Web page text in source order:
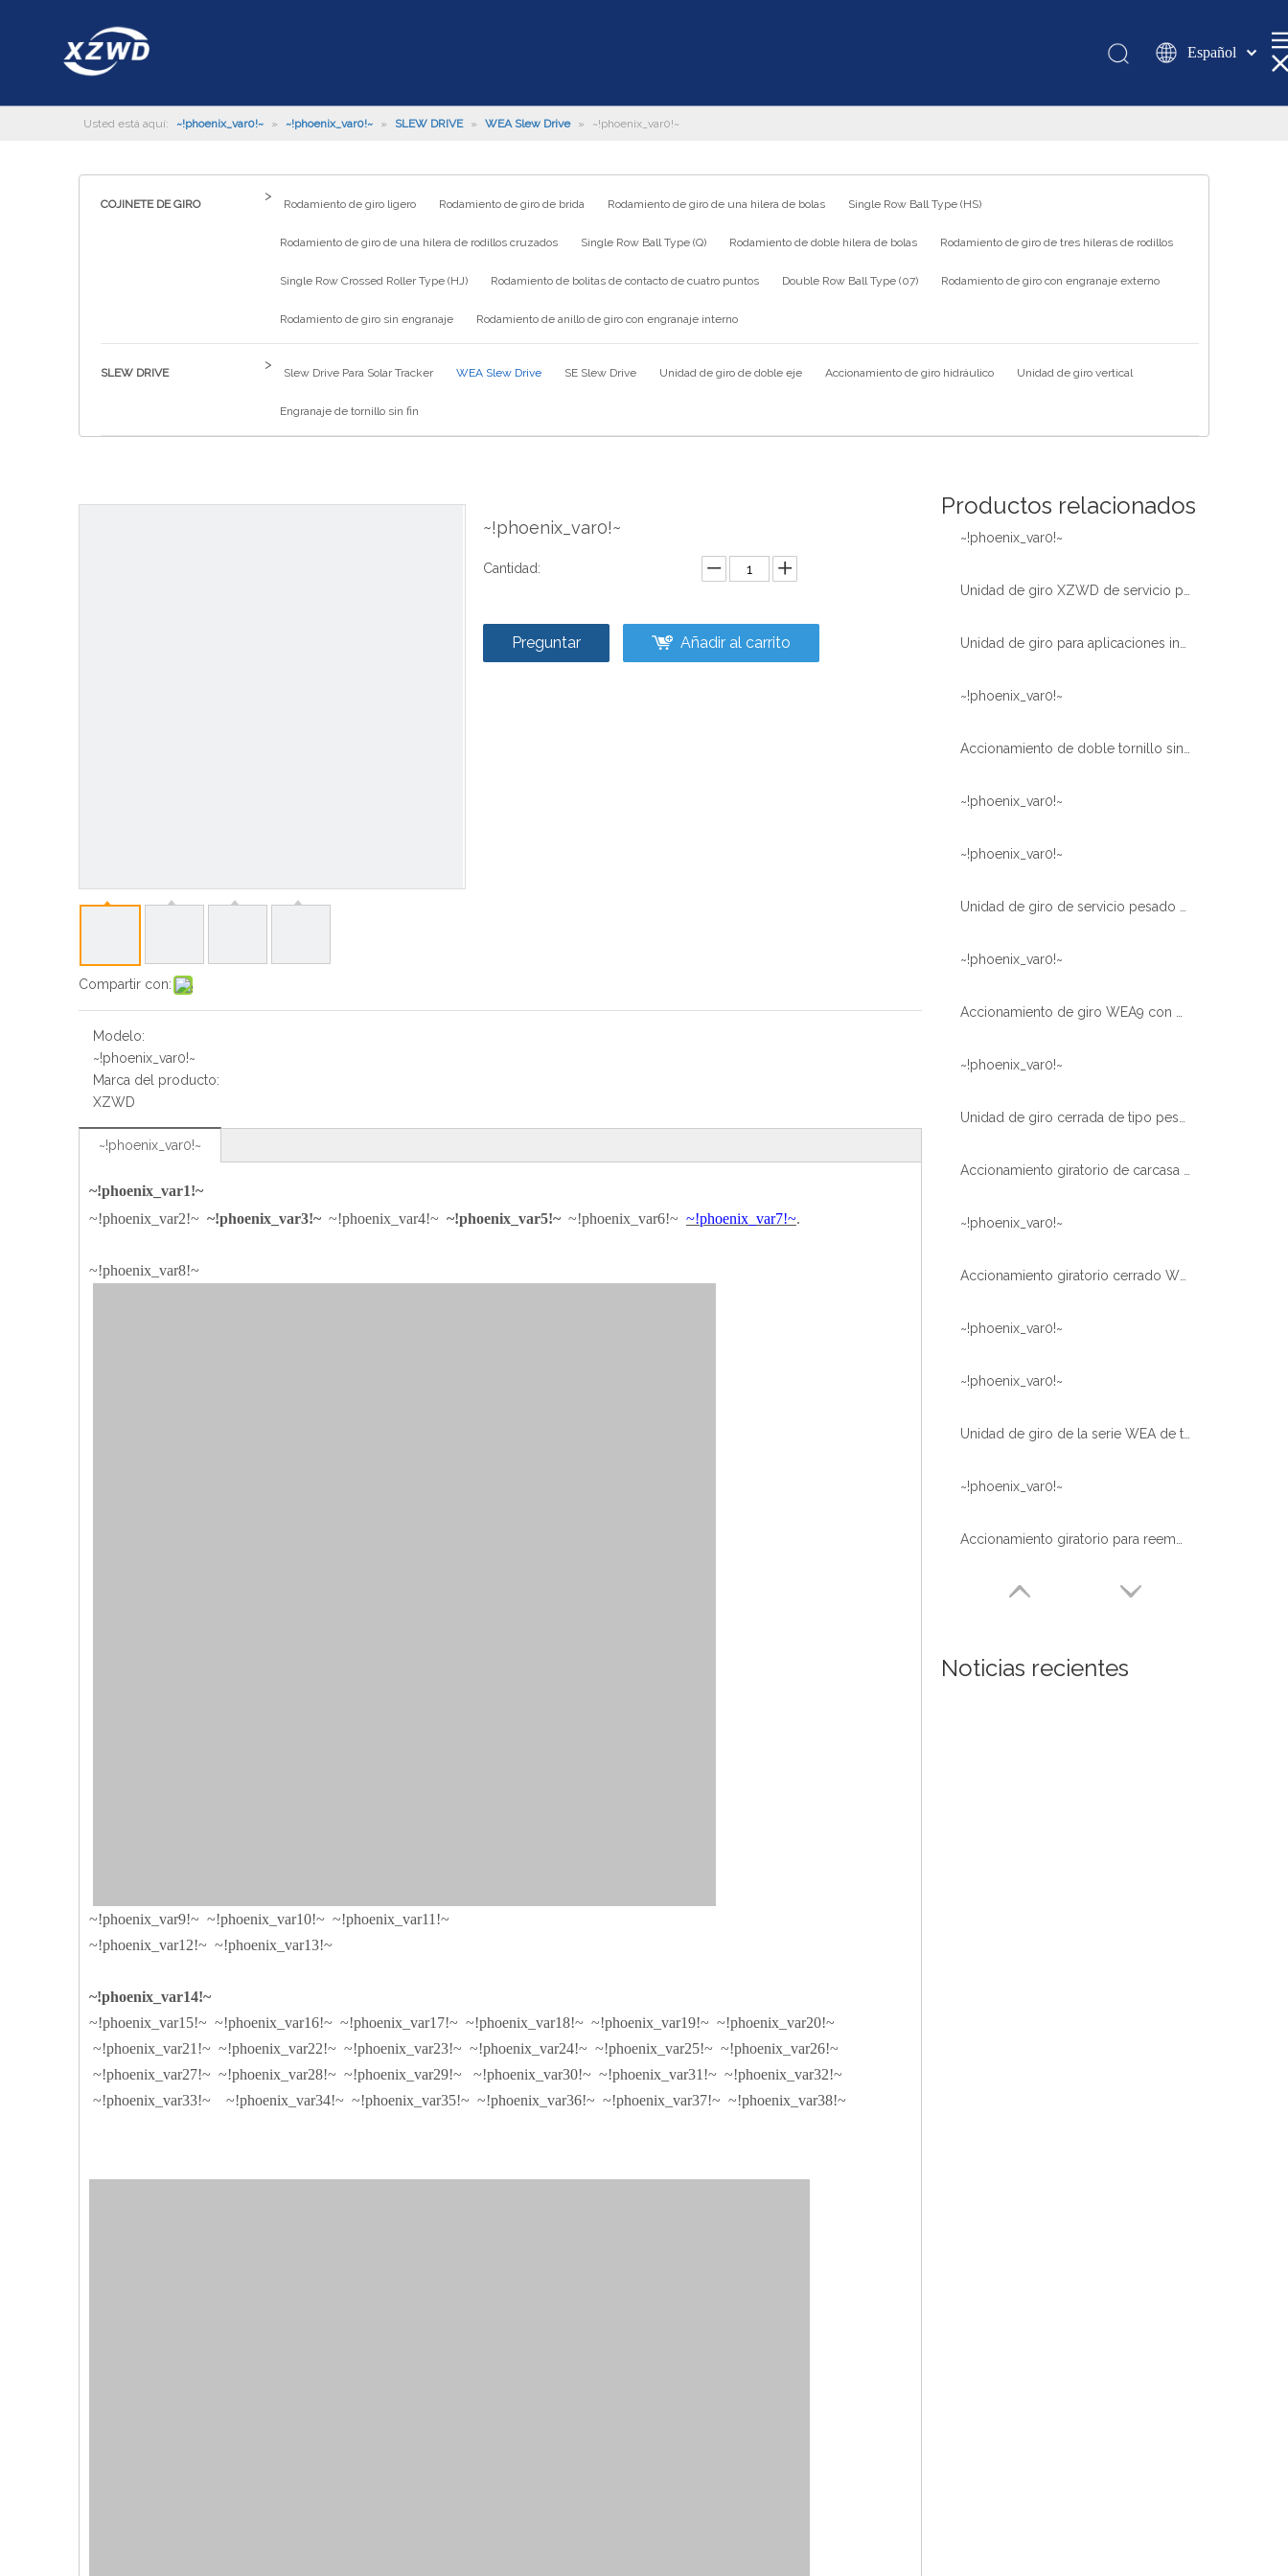
Español
românesc
Usted está aquí: ~!phoenix_var0!~ » ~!phoenix_var0!~ » SLEW DRIVE » WEA Slew Drive » ~!phoenix_var0!~
COJINETE DE GIRO
>
Rodamiento de giro ligero Rodamiento de giro de brida Rodamiento de giro de una hilera de bolas Single Row Ball Type (HS)
Rodamiento de giro de una hilera de rodillos cruzados Single Row Ball Type (Q) Rodamiento de doble hilera de bolas Rodamiento de giro de tres hileras de rodillos
Single Row Crossed Roller Type (HJ) Rodamiento de bolitas de contacto de cuatro puntos Double Row Ball Type (07) Rodamiento de giro con engranaje externo
Rodamiento de giro sin engranaje Rodamiento de anillo de giro con engranaje interno
SLEW DRIVE
>
Slew Drive Para Solar Tracker WEA Slew Drive SE Slew Drive Unidad de giro de doble eje Accionamiento de giro hidráulico Unidad de giro vertical
Engranaje de tornillo sin fin
Compartir con:
~!phoenix_var0!~
Cantidad:
Preguntar Añadir al carrito
Modelo:
~!phoenix_var0!~
Marca del producto:
XZWD
~!phoenix_var0!~
~!phoenix_var1!~
~!phoenix_var2!~ ~!phoenix_var3!~ ~!phoenix_var4!~ ~!phoenix_var5!~ ~!phoenix_var6!~ ~!phoenix_var7!~.
~!phoenix_var8!~
~!phoenix_var9!~ ~!phoenix_var10!~ ~!phoenix_var11!~
~!phoenix_var12!~ ~!phoenix_var13!~
~!phoenix_var14!~
~!phoenix_var15!~ ~!phoenix_var16!~ ~!phoenix_var17!~ ~!phoenix_var18!~ ~!phoenix_var19!~ ~!phoenix_var20!~
~!phoenix_var21!~ ~!phoenix_var22!~ ~!phoenix_var23!~ ~!phoenix_var24!~ ~!phoenix_var25!~ ~!phoenix_var26!~
~!phoenix_var27!~ ~!phoenix_var28!~ ~!phoenix_var29!~ ~!phoenix_var30!~ ~!phoenix_var31!~ ~!phoenix_var32!~
~!phoenix_var33!~ ~!phoenix_var34!~ ~!phoenix_var35!~ ~!phoenix_var36!~ ~!phoenix_var37!~ ~!phoenix_var38!~
Productos relacionados
~!phoenix_var0!~
~!phoenix_var0!~
~!phoenix_var0!~
~!phoenix_var0!~
~!phoenix_var0!~
~!phoenix_var0!~
~!phoenix_var0!~
~!phoenix_var0!~
~!phoenix_var0!~
~!phoenix_var0!~
Noticias recientes